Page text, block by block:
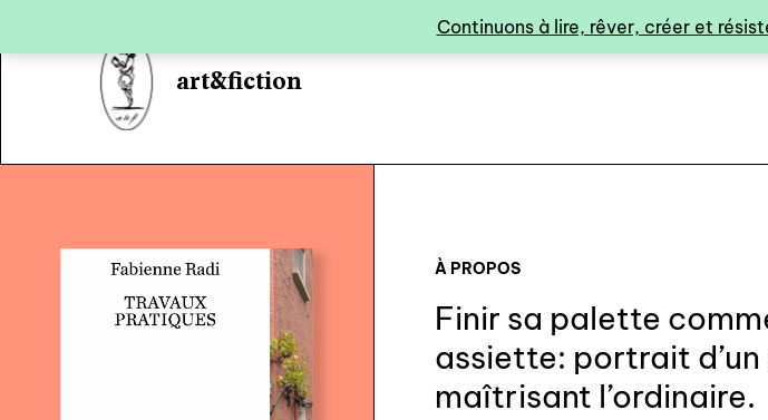
Continuons à lire, rêver, créer et
art&fiction
À PROPOS
Finir sa palette
assiette: portrait
maîtrisant l’ordinaire.